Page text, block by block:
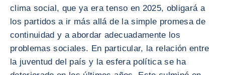
clima social, que ya era tenso en 2025, obligará a
los partidos a ir más allá de la simple promesa de
continuidad y a abordar adecuadamente los
problemas sociales. En particular, la relación entre
la juventud del país y la esfera política se ha